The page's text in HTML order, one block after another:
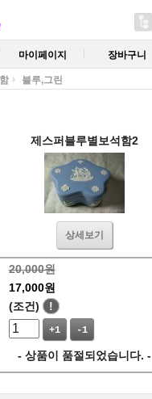
마이페이지 장바구니
블루,그린
제스퍼블루별보석함2
상세보기
20,000원
17,000원
(조건)
!
+1 -1
- 상품이 품절되었습니다. -